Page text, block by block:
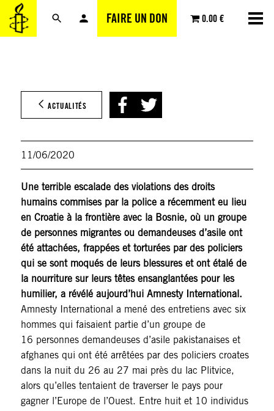
FAIRE UN DON 0.00 €
Aller
au
contenu
ACTUALITÉS
11/06/2020
Une terrible escalade des violations des droits
humains commises par la police a récemment eu lieu
en Croatie à la frontière avec la Bosnie, où un groupe
de personnes migrantes ou demandeuses d’asile ont
été attachées, frappées et torturées par des policiers
qui se sont moqués de leurs blessures et ont étalé de
la nourriture sur leurs têtes ensanglantées pour les
humilier, a révélé aujourd’hui Amnesty International.
Amnesty International a mené des entretiens avec six
hommes qui faisaient partie d’un groupe de
16 personnes demandeuses d’asile pakistanaises et
afghanes qui ont été arrêtées par des policiers croates
dans la nuit du 26 au 27 mai près du lac Plitvice,
alors qu’elles tentaient de traverser le pays pour
gagner l’Europe de l’Ouest. Entre huit et 10 individus